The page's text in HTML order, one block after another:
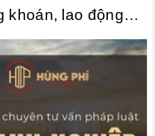
khoán, lao động…